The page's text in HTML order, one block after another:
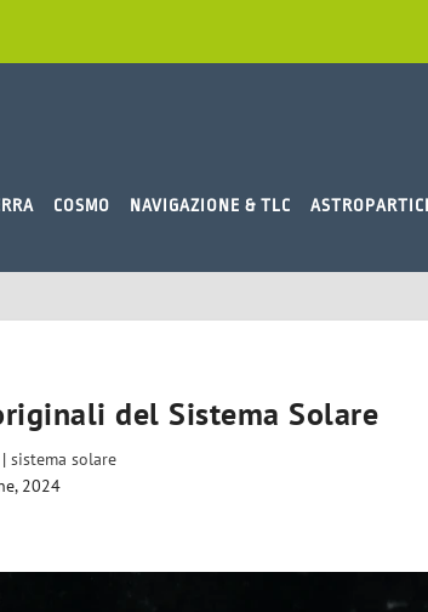
COSMO NAVIGAZIONE & TLC
del Sistema Solare
|sistema solare
2024